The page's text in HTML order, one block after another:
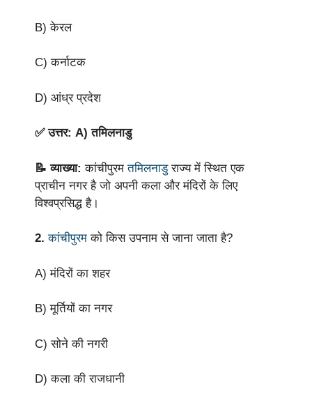
B) केरल
C) कर्नाटक
D) आंध्र प्रदेश
✅ उत्तर: A) तमिलनाडु
📝 व्याख्या:कांचीपुरमतमिलनाडुराज्य में स्थित एक
प्राचीन नगर है जो अपनी कला और मंदिरों के लिए
विश्वप्रसिद्ध है।
2.कांचीपुरम को किस उपनाम से जाना जाता है?
A) मंदिरों का शहर
B) मूर्तियों का नगर
C) सोने की नगरी
D) कला की राजधानी